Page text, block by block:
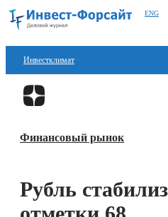
ENG
Инвестклимат
Финансы
Блокчейн
Технологии
Финансовый рынок
Рубль